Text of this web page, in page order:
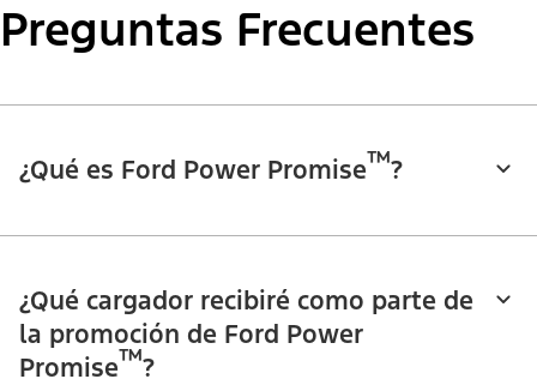
Preguntas Frecuentes
¿Qué es Ford Power Promise™?
¿Qué cargador recibiré como parte de
la promoción de Ford Power
Promise™?